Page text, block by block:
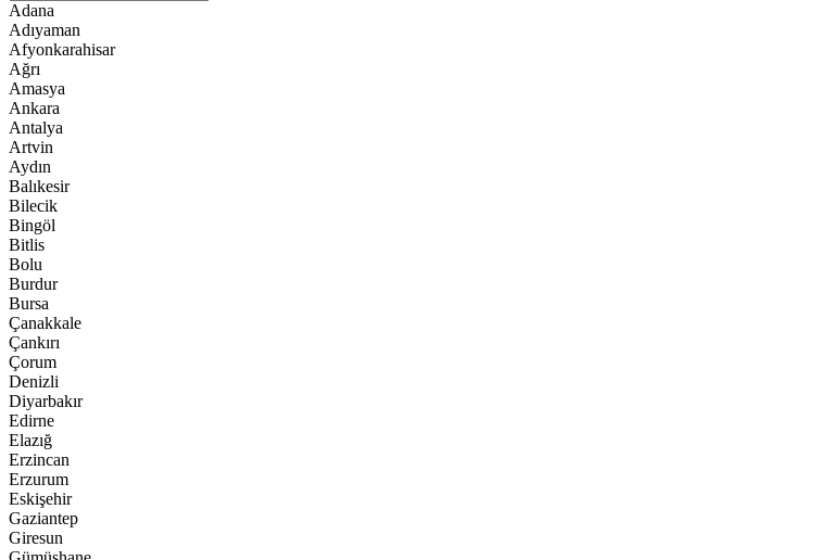
Adana
Adıyaman
Afyonkarahisar
Ağrı
Amasya
Ankara
Antalya
Artvin
Aydın
Balıkesir
Bilecik
Bingöl
Bitlis
Bolu
Burdur
Bursa
Çanakkale
Çankırı
Çorum
Denizli
Diyarbakır
Edirne
Elazığ
Erzincan
Erzurum
Eskişehir
Gaziantep
Giresun